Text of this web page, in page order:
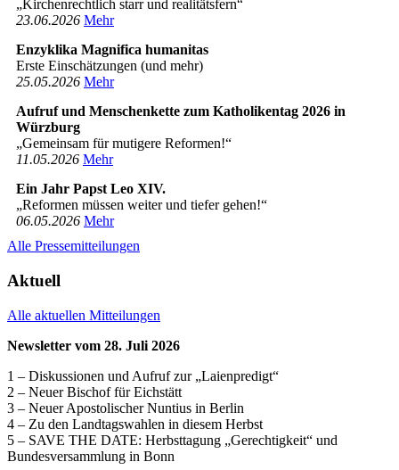
„Kirchenrechtlich starr und realitätsfern“
23­.06.2026 Mehr
Enzyklika Magnifica humanitas
Erste Einschätzungen (und mehr)
25­.05.2026 Mehr
Aufruf und Menschenkette zum Katholikentag 2026 in
Würzburg
„Gemeinsam für mutigere Reformen!“
11­.05.2026 Mehr
Ein Jahr Papst Leo XIV.
„Reformen müssen weiter und tiefer gehen!“
06­.05.2026 Mehr
Alle Pressemitteilungen
Aktuell
Alle aktuellen Mitteilungen
Newsletter vom 28. Juli 2026
1 – Diskussionen und Aufruf zur „Laienpredigt“
2 – Neuer Bischof für Eichstätt
3 – Neuer Apostolischer Nuntius in Berlin
4 – Zu den Landtagswahlen in diesem Herbst
5 – SAVE THE DATE: Herbsttagung „Gerechtigkeit“ und
Bundesversammlung in Bonn